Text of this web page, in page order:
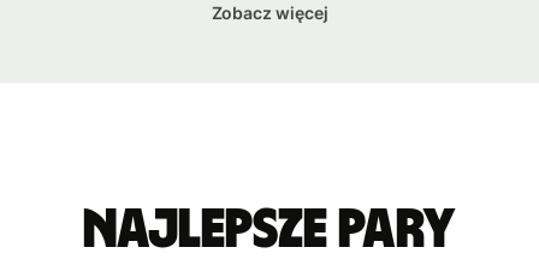
Zobacz więcej
Najlepsze pary